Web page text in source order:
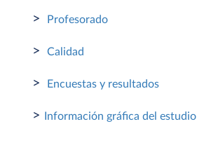
> Profesorado
> Calidad
> Encuestas y resultados
> Información gráfica del estudio